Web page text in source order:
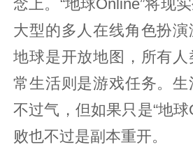
念上。“地球Online”将现
大型的多人在线角色扮演
地球是开放地图，所有人
常生活则是游戏任务。
不过气，但如果只是“地球
败也不过是副本重开。